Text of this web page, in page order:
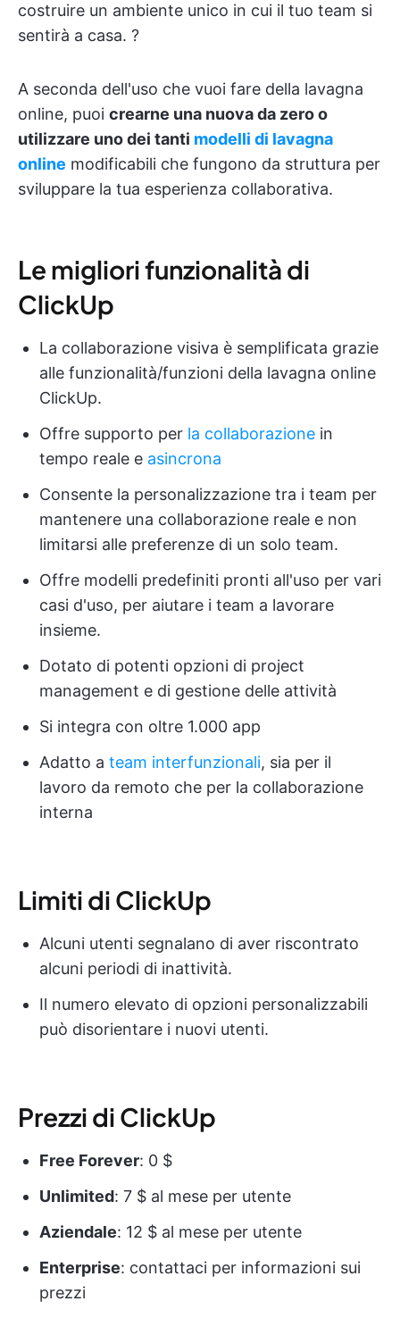
costruire un ambiente unico in cui il tuo team si
sentirà a casa. ?
A seconda dell'uso che vuoi fare della lavagna
online, puoi crearne una nuova da zero o
utilizzare uno dei tanti modelli di lavagna
online modificabili che fungono da struttura per
sviluppare la tua esperienza collaborativa.
Le migliori funzionalità di
ClickUp
La collaborazione visiva è semplificata grazie
alle funzionalità/funzioni della lavagna online
ClickUp.
Offre supporto per la collaborazione in
tempo reale e asincrona
Consente la personalizzazione tra i team per
mantenere una collaborazione reale e non
limitarsi alle preferenze di un solo team.
Offre modelli predefiniti pronti all'uso per vari
casi d'uso, per aiutare i team a lavorare
insieme.
Dotato di potenti opzioni di project
management e di gestione delle attività
Si integra con oltre 1.000 app
Adatto a team interfunzionali, sia per il
lavoro da remoto che per la collaborazione
interna
Limiti di ClickUp
Alcuni utenti segnalano di aver riscontrato
alcuni periodi di inattività.
Il numero elevato di opzioni personalizzabili
può disorientare i nuovi utenti.
Prezzi di ClickUp
Free Forever: 0 $
Unlimited: 7 $ al mese per utente
Aziendale: 12 $ al mese per utente
Enterprise: contattaci per informazioni sui
prezzi